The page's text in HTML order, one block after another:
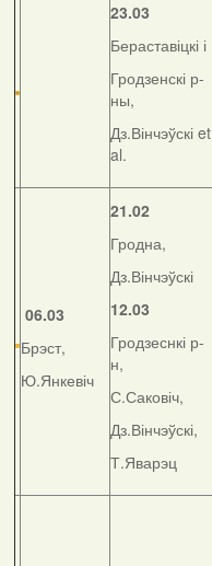
23.03
Бераставіцкі і
Гродзенскі р-
ны,
Дз.Вінчэўскі et
al.
06.03
Брэст,
Ю.Янкевіч
21.02
Гродна,
Дз.Вінчэўскі
12.03
Гродзеснкі р-
н,
С.Саковіч,
Дз.Вінчэўскі,
Т.Яварэц